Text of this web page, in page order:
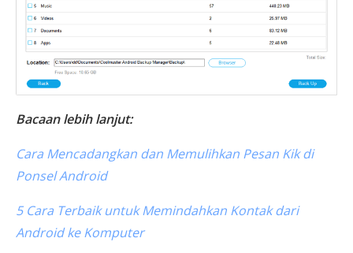
Bacaan lebih lanjut:
Cara Mencadangkan dan Memulihkan Pesan Kik di
Ponsel Android
5 Cara Terbaik untuk Memindahkan Kontak dari
Android ke Komputer